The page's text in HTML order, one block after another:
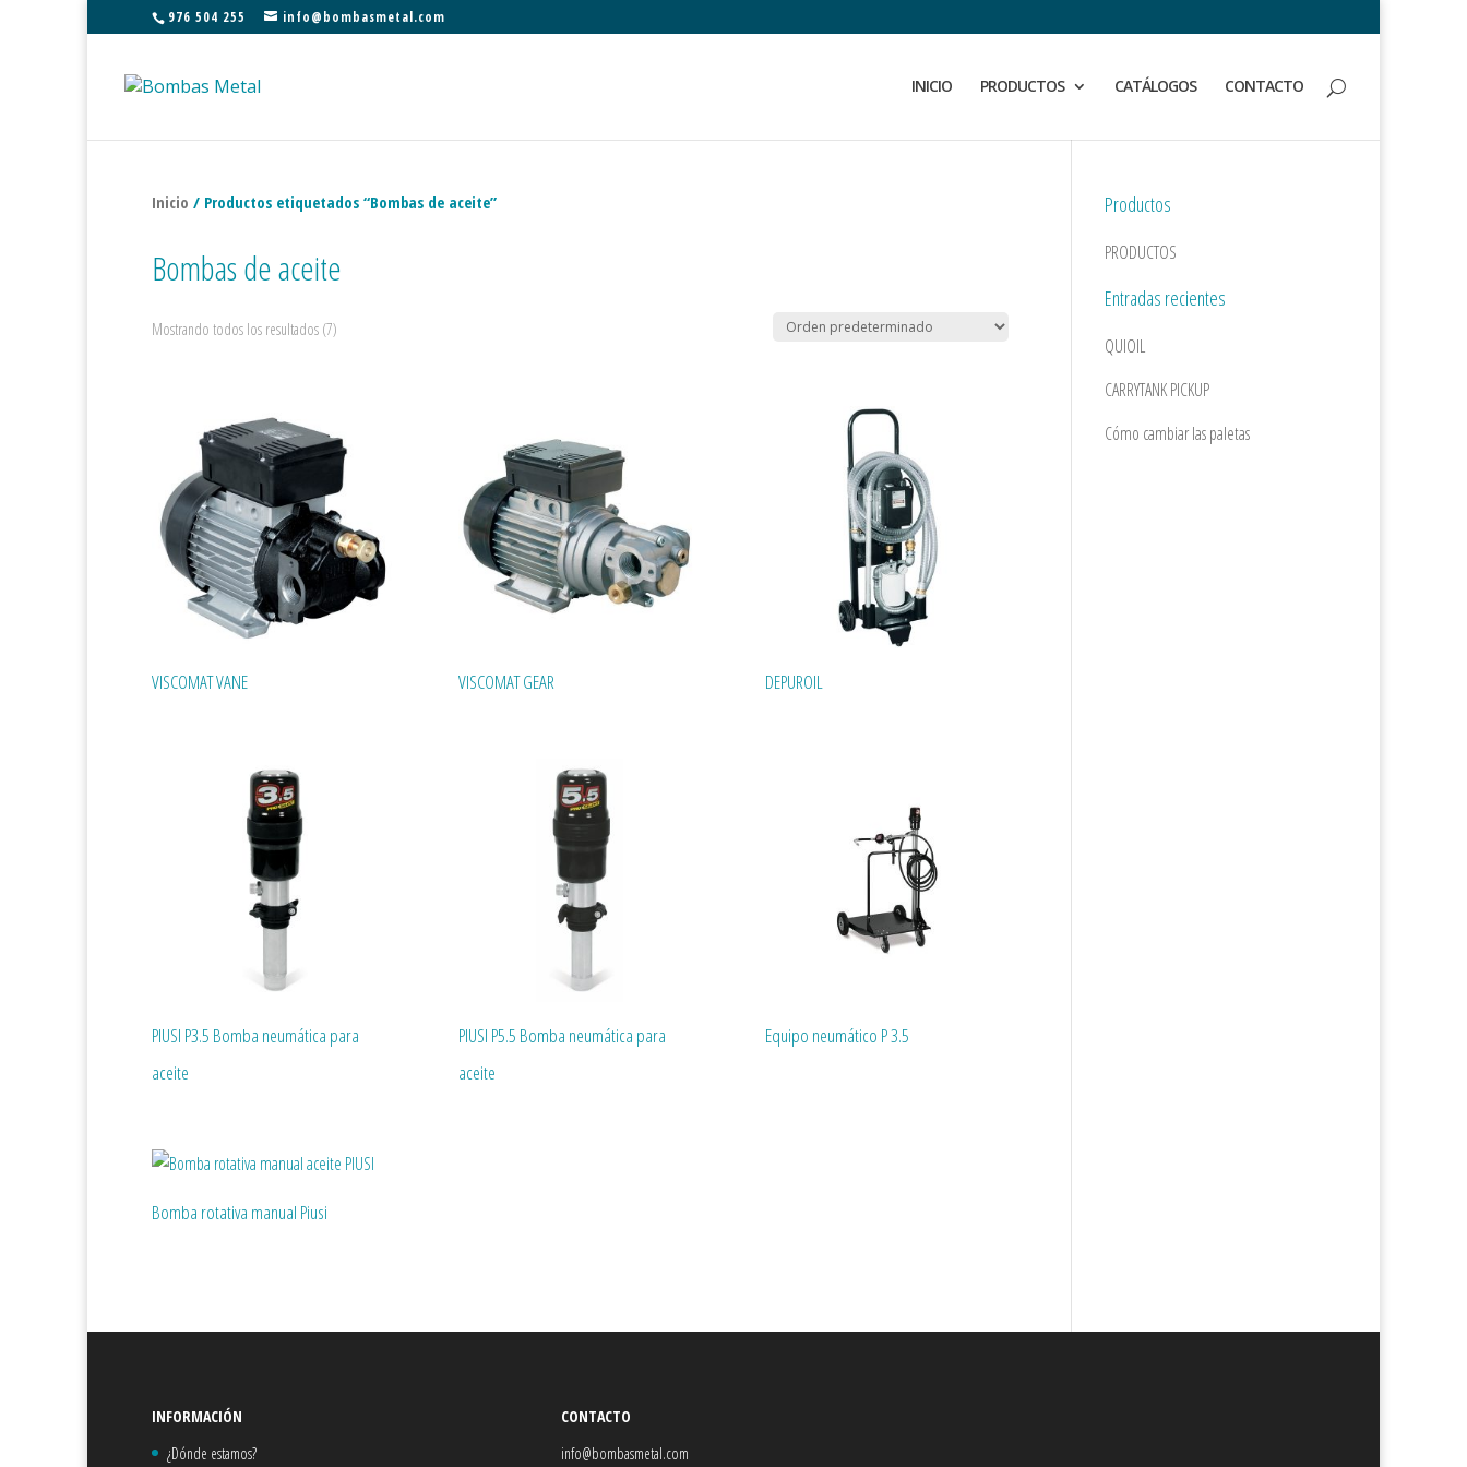
976 504 255 info@bombasmetal.com
INICIO PRODUCTOS CATÁLOGOS CONTACTO
Inicio / Productos etiquetados “Bombas de aceite”
Bombas de aceite
Mostrando todos los resultados (7)
VISCOMAT VANE VISCOMAT GEAR DEPUROIL
PIUSI P3.5 Bomba neumática para
aceite
PIUSI P5.5 Bomba neumática para
aceite
Equipo neumático P 3.5
Bomba rotativa manual Piusi
Productos
PRODUCTOS
Entradas recientes
QUIOIL
CARRYTANK PICKUP
Cómo cambiar las paletas
INFORMACIÓN
¿Dónde estamos?
CONTACTO
info@bombasmetal.com